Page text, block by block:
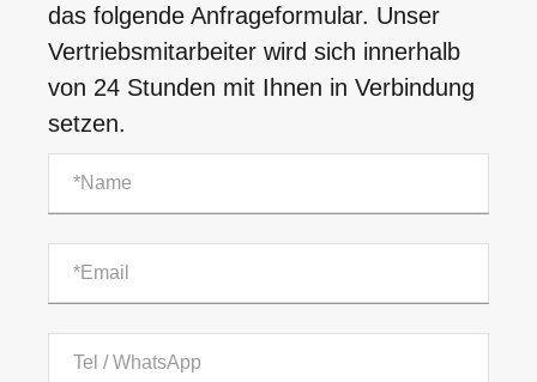
das folgende Anfrageformular. Unser
Vertriebsmitarbeiter wird sich innerhalb
von 24 Stunden mit Ihnen in Verbindung
setzen.